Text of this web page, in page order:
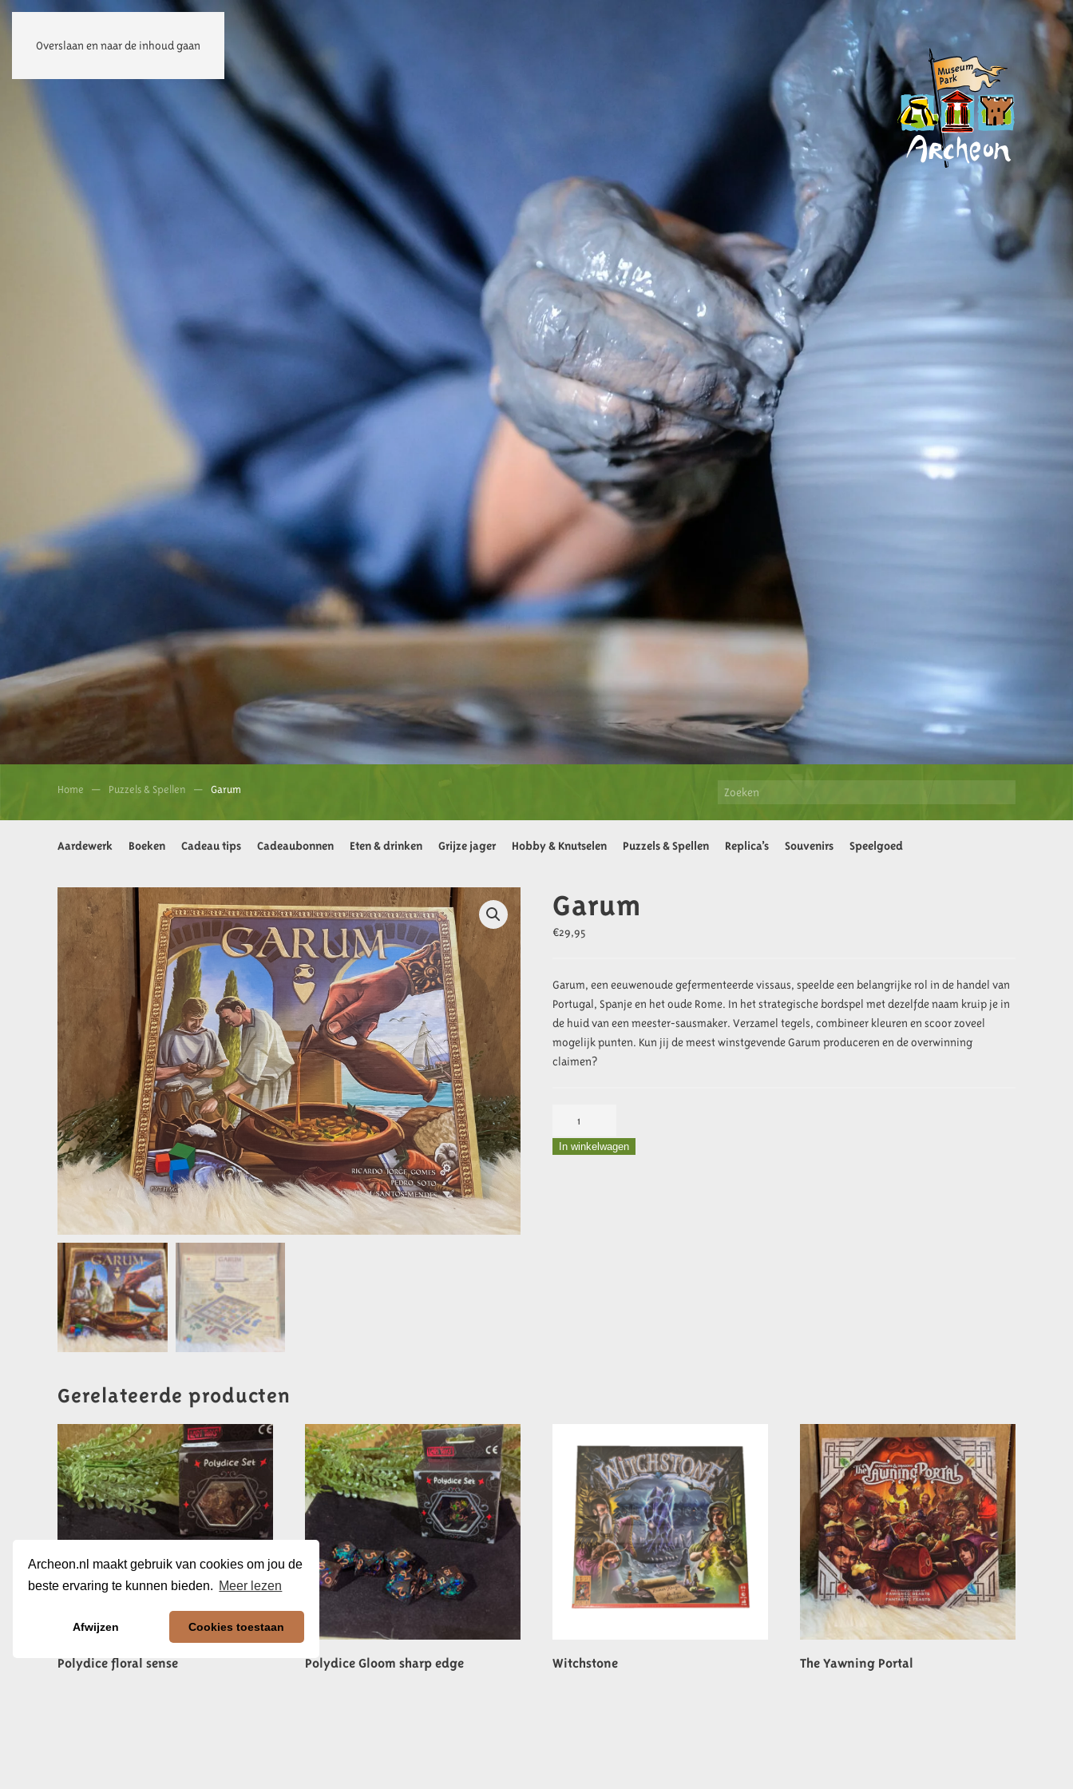
Archeon.nl maakt gebruik van cookies om jou de
beste ervaring te kunnen bieden. Meer lezen
Afwijzen Cookies toestaan
Overslaan en naar de inhoud gaan
Home Puzzels & Spellen Garum
Aardewerk Boeken Cadeau tips Cadeaubonnen Eten & drinken Grijze jager Hobby & Knutselen Puzzels & Spellen Replica’s Souvenirs Speelgoed
Garum
€29,95
Garum, een eeuwenoude gefermenteerde vissaus, speelde een belangrijke rol in de handel van
Portugal, Spanje en het oude Rome. In het strategische bordspel met dezelfde naam kruip je in
de huid van een meester-sausmaker. Verzamel tegels, combineer kleuren en scoor zoveel
mogelijk punten. Kun jij de meest winstgevende Garum produceren en de overwinning
claimen?
In winkelwagen
Gerelateerde producten
Polydice floral sense Polydice Gloom sharp edge Witchstone The Yawning Portal